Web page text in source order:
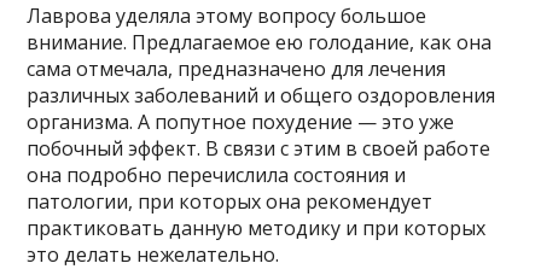
Лаврова уделяла этому вопросу большое
внимание. Предлагаемое ею голодание, как она
сама отмечала, предназначено для лечения
различных заболеваний и общего оздоровления
организма. А попутное похудение — это уже
побочный эффект. В связи с этим в своей работе
она подробно перечислила состояния и
патологии, при которых она рекомендует
практиковать данную методику и при которых
это делать нежелательно.